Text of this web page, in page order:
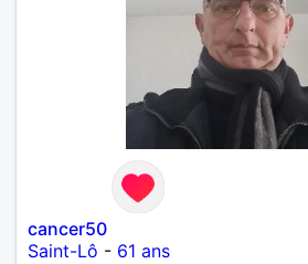
cancer50
Saint-Lô - 61 ans